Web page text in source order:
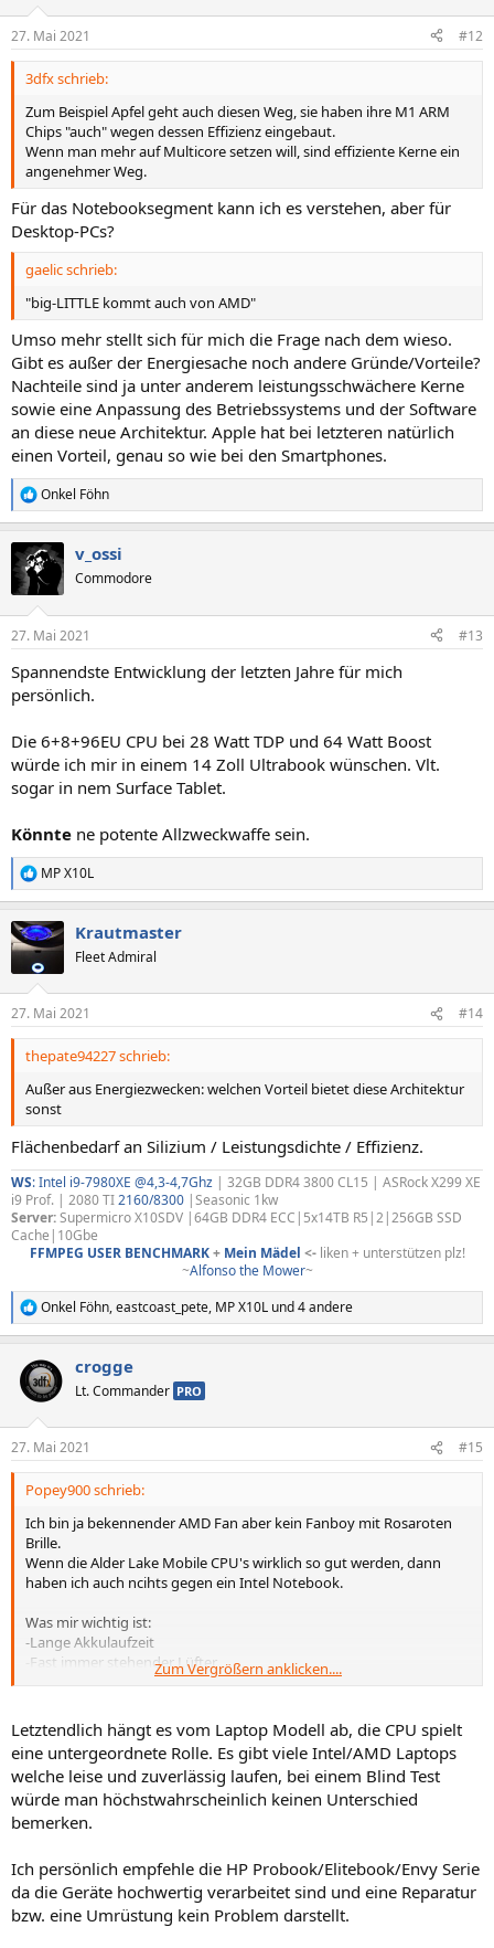
27. Mai 2021 #12
3dfx schrieb:
Zum Beispiel Apfel geht auch diesen Weg, sie haben ihre M1 ARM
Chips "auch" wegen dessen Effizienz eingebaut.
Wenn man mehr auf Multicore setzen will, sind effiziente Kerne ein
angenehmer Weg.
Für das Notebooksegment kann ich es verstehen, aber für
Desktop-PCs?
gaelic schrieb:
"big-LITTLE kommt auch von AMD"
Umso mehr stellt sich für mich die Frage nach dem wieso.
Gibt es außer der Energiesache noch andere Gründe/Vorteile?
Nachteile sind ja unter anderem leistungsschwächere Kerne
sowie eine Anpassung des Betriebssystems und der Software
an diese neue Architektur. Apple hat bei letzteren natürlich
einen Vorteil, genau so wie bei den Smartphones.
R
e
k
t
i
e
:
Onkel Föhn
v_ossi
Commodore
27. Mai 2021 #13
Spannendste Entwicklung der letzten Jahre für mich
persönlich.
Die 6+8+96EU CPU bei 28 Watt TDP und 64 Watt Boost
würde ich mir in einem 14 Zoll Ultrabook wünschen. Vlt.
sogar in nem Surface Tablet.
Könnte ne potente Allzweckwaffe sein.
R
e
k
t
e
n
MP X10L
Krautmaster
Fleet Admiral
27. Mai 2021 #14
thepate94227 schrieb:
Außer aus Energiezwecken: welchen Vorteil bietet diese Architektur
sonst
Flächenbedarf an Silizium / Leistungsdichte / Effizienz.
WS:Intel i9-7980XE @4,3-4,7Ghz | 32GB DDR4 3800 CL15 | ASRock X299 XE
i9 Prof. | 2080 TI2160/8300 |Seasonic 1kw
Server:Supermicro X10SDV |64GB DDR4 ECC|5x14TB R5|2|256GB SSD
Cache|10Gbe
FFMPEG USER BENCHMARK+ Mein Mädel <-liken + unterstützen plz!
~Alfonso the Mower~​
R
e
k
t
e
n
Onkel Föhn,eastcoast_pete, MP X10L und 4 andere
crogge
Lt. Commander PRO
27. Mai 2021 #15
Popey900 schrieb:
Ich bin ja bekennender AMD Fan aber kein Fanboy mit Rosaroten
Brille.
Wenn die Alder Lake Mobile CPU's wirklich so gut werden, dann
haben ich auch ncihts gegen ein Intel Notebook.
Was mir wichtig ist:
-Lange Akkulaufzeit
-Fast immer stehender Lüfter
-Minimalen Verbrauch im Idle
Im Desktop ist es mir nicht so wichtig ob die CPU 20w oder 10w im
Idle verbraucht.
Zum Vergrößern anklicken....
Letztendlich hängt es vom Laptop Modell ab, die CPU spielt
eine untergeordnete Rolle. Es gibt viele Intel/AMD Laptops
welche leise und zuverlässig laufen, bei einem Blind Test
würde man höchstwahrscheinlich keinen Unterschied
bemerken.
Ich persönlich empfehle die HP Probook/Elitebook/Envy Serie
da die Geräte hochwertig verarbeitet sind und eine Reparatur
bzw. eine Umrüstung kein Problem darstellt.